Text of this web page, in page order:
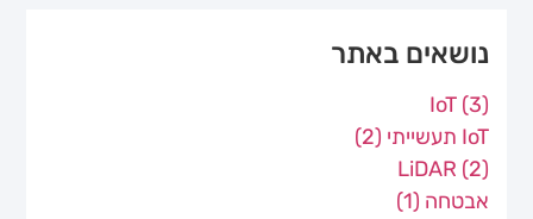
נושאים באתר
IoT(3)
IoT תעשייתי
(2)
LiDAR (2)
אבטחה (1)